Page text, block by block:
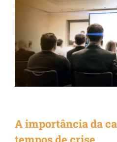
A importância da
de
Carreira
A importância da
tempos de crise